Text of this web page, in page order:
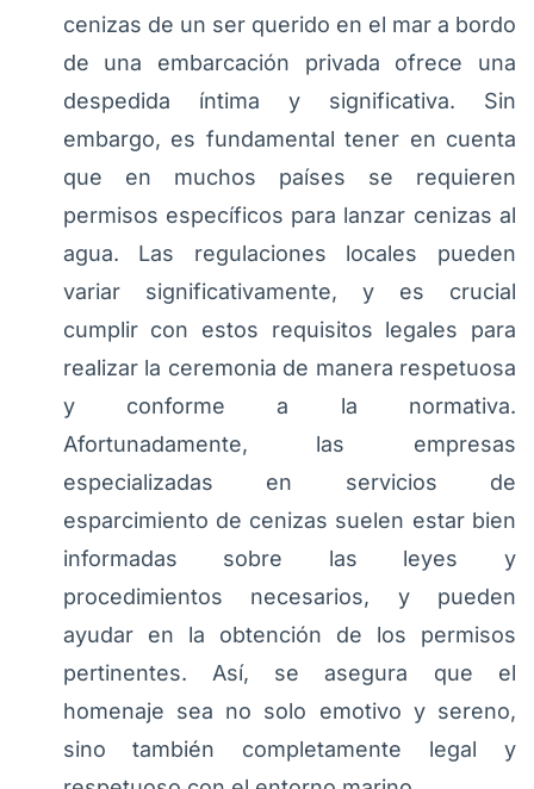
cenizas de un ser querido en el mar a bordo
de una embarcación privada ofrece una
despedida íntima y significativa. Sin
embargo, es fundamental tener en cuenta
que en muchos países se requieren
permisos específicos para lanzar cenizas al
agua. Las regulaciones locales pueden
variar significativamente, y es crucial
cumplir con estos requisitos legales para
realizar la ceremonia de manera respetuosa
y conforme a la normativa.
Afortunadamente, las empresas
especializadas en servicios de
esparcimiento de cenizas suelen estar bien
informadas sobre las leyes y
procedimientos necesarios, y pueden
ayudar en la obtención de los permisos
pertinentes. Así, se asegura que el
homenaje sea no solo emotivo y sereno,
sino también completamente legal y